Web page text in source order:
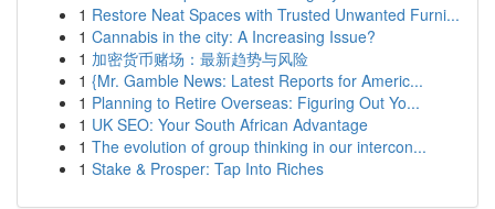
1 Restore Neat Spaces with Trusted Unwanted Furni...
1 Cannabis in the city: A Increasing Issue?
1 加密货币赌场：最新趋势与风险
1 {Mr. Gamble News: Latest Reports for Americ...
1 Planning to Retire Overseas: Figuring Out Yo...
1 UK SEO: Your South African Advantage
1 The evolution of group thinking in our intercon...
1 Stake & Prosper: Tap Into Riches